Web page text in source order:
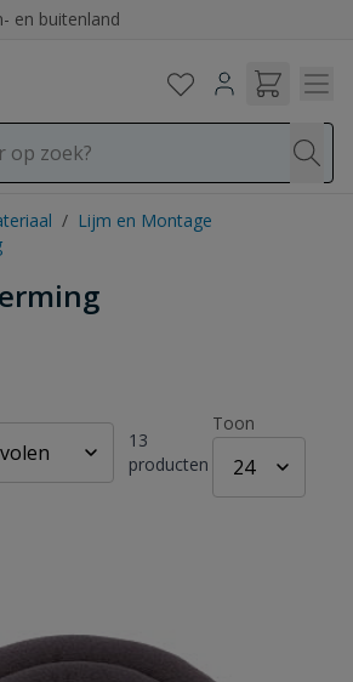
en buitenland
/ Lijm en Montage
13
producten
Toon